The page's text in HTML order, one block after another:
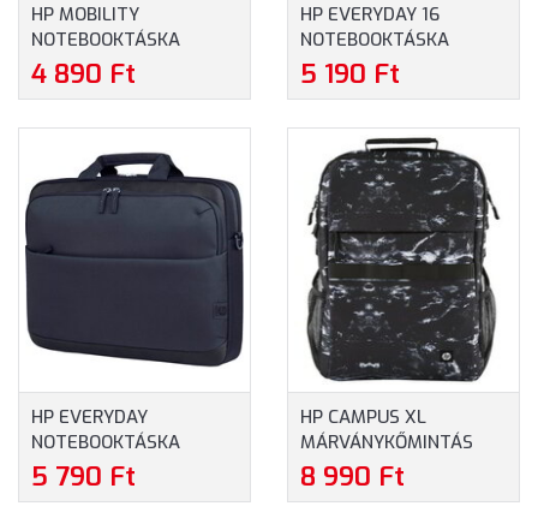
HP MOBILITY
NOTEBOOKTÁSKA
(4U9G9AA) - MAXIMUM
14.0" MÉRETŰ
4 890 Ft
HP EVERYDAY 16
NOTEBOOKTÁSKA
(A08KHUT) - MAXIMUM
16" MÉRETŰ
SZÜRKE SZÍNBEN
5 190 Ft
HP EVERYDAY
NOTEBOOKTÁSKA
(A08KGAA) - MAXIMUM
14" MÉRETŰ
5 790 Ft
HP CAMPUS XL
MÁRVÁNYKŐMINTÁS
HÁTIZSÁK (7K0E2AA) -
MAXIMUM 16.1" MÉRETŰ
8 990 Ft